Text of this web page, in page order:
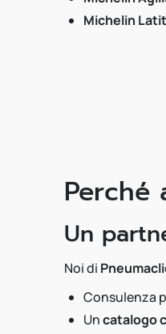
Michelin
Perché
Un
Noi di
Consulenza
Uncatalogo